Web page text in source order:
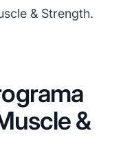
& Strength.
&